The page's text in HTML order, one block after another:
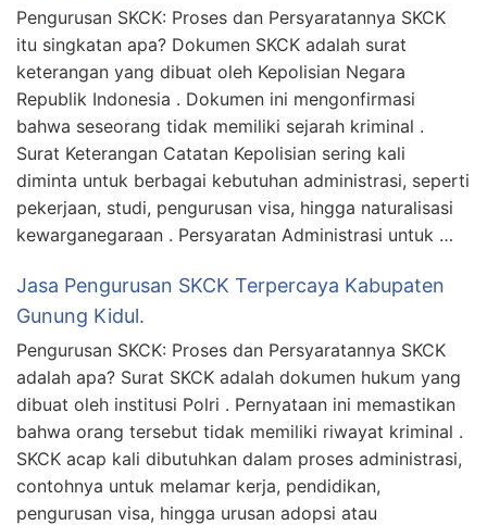
Pengurusan SKCK: Proses dan Persyaratannya SKCK
itu singkatan apa? Dokumen SKCK adalah surat
keterangan yang dibuat oleh Kepolisian Negara
Republik Indonesia . Dokumen ini mengonfirmasi
bahwa seseorang tidak memiliki sejarah kriminal .
Surat Keterangan Catatan Kepolisian sering kali
diminta untuk berbagai kebutuhan administrasi, seperti
pekerjaan, studi, pengurusan visa, hingga naturalisasi
kewarganegaraan . Persyaratan Administrasi untuk …
Jasa Pengurusan SKCK Terpercaya Kabupaten
Gunung Kidul.
Pengurusan SKCK: Proses dan Persyaratannya SKCK
adalah apa? Surat SKCK adalah dokumen hukum yang
dibuat oleh institusi Polri . Pernyataan ini memastikan
bahwa orang tersebut tidak memiliki riwayat kriminal .
SKCK acap kali dibutuhkan dalam proses administrasi,
contohnya untuk melamar kerja, pendidikan,
pengurusan visa, hingga urusan adopsi atau